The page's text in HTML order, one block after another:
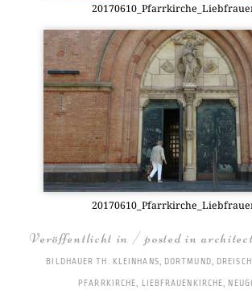
Veröffentlicht in / posted in
BILDHAUER TH. KLEINHANS, DORTMUND,
PFARRKIRCHE, LIEBFRAUENKIRCHE,